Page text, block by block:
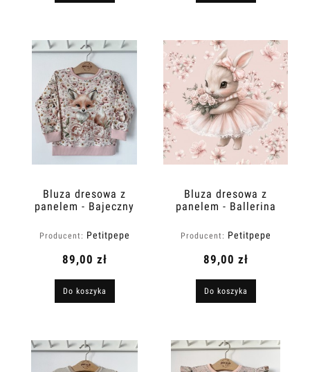
Bluza dresowa z
panelem - Bajeczny
Producent: Petitpepe
89,00 zł
Do koszyka
Bluza dresowa z
panelem - Ballerina
Producent: Petitpepe
89,00 zł
Do koszyka